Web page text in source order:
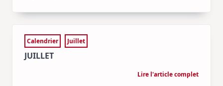
Calendrier Juillet
JUILLET
Lire l'article complet